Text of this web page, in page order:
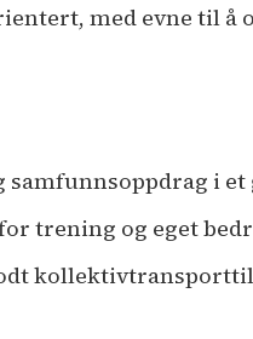
med evne til
i
trening og eget